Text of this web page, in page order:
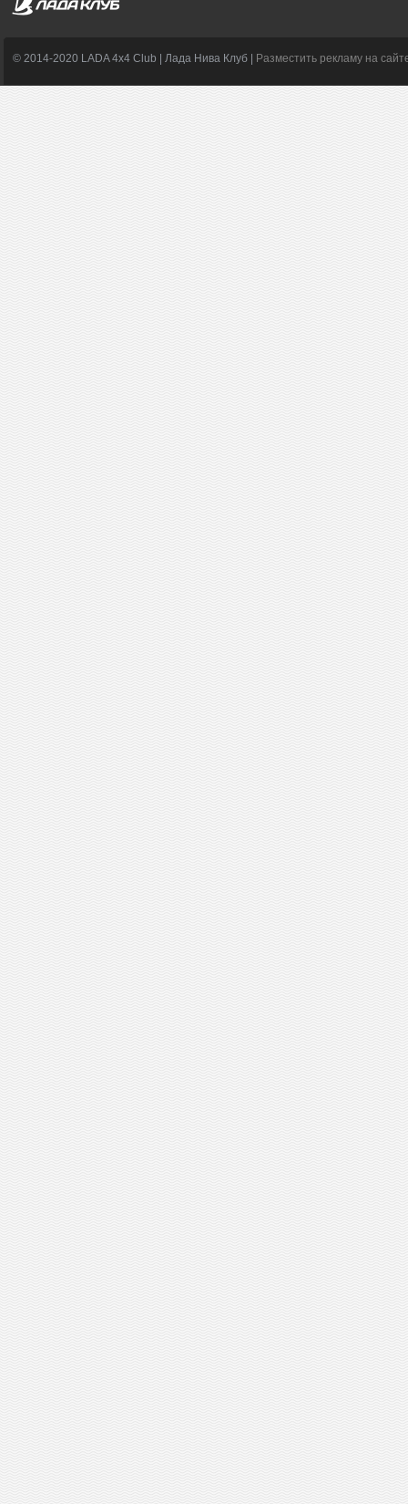
© 2014-2020 LADA 4x4 Club | Лада Нива Клуб | Разместить рекламу на